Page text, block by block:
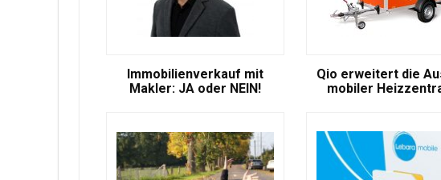
Immobilienverkauf mit
Makler: JA oder NEIN!
Qio erweitert die
mobiler